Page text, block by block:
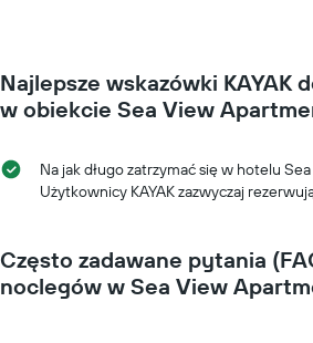
Najlepsze wskazówki KAYAK
w obiekcie Sea View
Na jak długo zatrzymać się w hotelu
Użytkownicy KAYAK zazwyczaj
Często zadawane pytania
noclegów w Sea View